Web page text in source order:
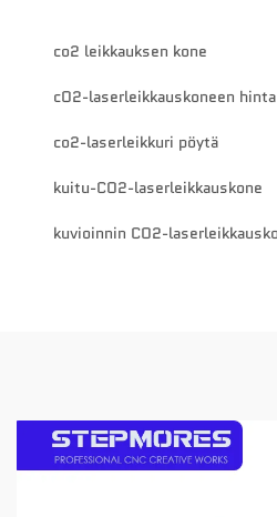
co2 leikkauksen kone
cO2-laserleikkauskoneen hinta
co2-laserleikkuri pöytä
kuitu-CO2-laserleikkauskone
kuvioinnin CO2-